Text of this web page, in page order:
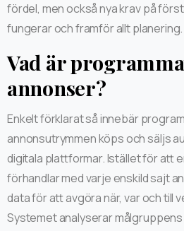
fördel, men också nya krav på
fungerar och framför allt planering.
Vad är
annonser?
Enkelt förklarat så innebär
annonsutrymmen köps och säljs
digitala plattformar. Istället för att
förhandlar med varje enskild sajt
data för att avgöra när, var och till
Systemet analyserar